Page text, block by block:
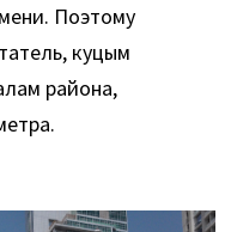
Поэтому
куцым
района,